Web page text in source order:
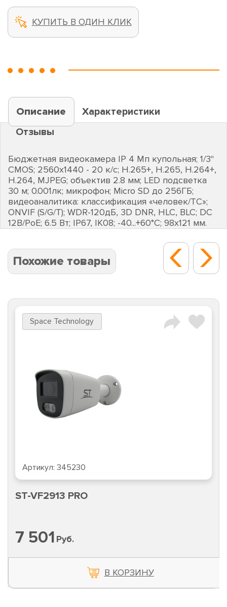
КУПИТЬ В ОДИН КЛИК
Описание
Характеристики
Отзывы
Бюджетная видеокамера IP 4 Мп купольная; 1/3"
CMOS; 2560х1440 - 20 к/с; Н.265+, H.265, H.264+,
H.264, MJPEG; объектив 2.8 мм; LED подсветка
30 м; 0.001лк; микрофон; Micro SD до 256ГБ;
видеоаналитика: классификация «человек/ТС»;
ONVIF (S/G/T); WDR-120дБ, 3D DNR, HLC, BLC; DC
12В/PoE; 6.5 Вт; IP67, IK08; -40...+60°C; 98х121 мм.
Похожие товары
Space Technology
Артикул: 345230
ST-VF2913 PRO
7 501 Руб.
В КОРЗИНУ